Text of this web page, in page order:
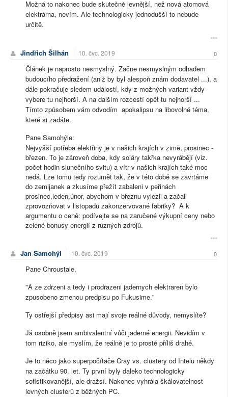
Možná to nakonec bude skutečně levnější, než nová atomová
elektrárna, nevím. Ale technologicky jednodušší to nebude
určitě.
Jindřich Šilhán 10. čvc. 2019 0
Článek je naprosto nesmyslný. Začne nesmyslným odhadem
budoucího předražení (aniž by byl alespoň znám dodavatel ...), a
dále pokračuje sledem událostí, kdy z možných variant vždy
vybere tu nejhorší. A na dalším rozcestí opět tu nejhorší ...
Tímto způsobem vám odvodím apokalipsu na libovolné téma,
které si zadáte.
Pane Samohýle:
Nejvyšší potřeba elektřiny je v našich krajích v zimě, prosinec -
březen. To je zároveň doba, kdy soláry takřka nevyrábějí (viz.
počet hodin slunečního svitu) a vítr v našich krajích také moc
nedá. Lze tomu tedy rozumět tak, že v této době se zavrtáme
do zemljanek a zkusíme přežít zabaleni v peřinách
prosinec,leden,únor, abychom v březnu vylezli a začali
zprovozňovat v listopadu zakonzervované fabriky? A k
argumentu o ceně: podívejte se na zaručené výkupní ceny nebo
zelené bonusy energií z různých zdrojů.
Jan Samohýl 10. čvc. 2019 0
Pane Chroustale,
"A ze zdrzeni a tedy i prodrazeni jadernych elektraren bylo
zpusobeno zmenou predpisu po Fukusime."
Ty ostřejší předpisy asi mají svoje reálné důvody, nemyslíte?
Já osobně jsem ambivalentní vůči jaderné energii. Nevidím v
tom riziko, ale myslím, že reálně je to prostě příliš drahé.
Je to něco jako superpočítače Cray vs. clustery od Intelu někdy
na začátku 90. let. Ty první byly daleko technologicky
sofistikovanější, ale dražsí. Nakonec vyhrála škálovatelnost
levných clusterů z běžných PC.